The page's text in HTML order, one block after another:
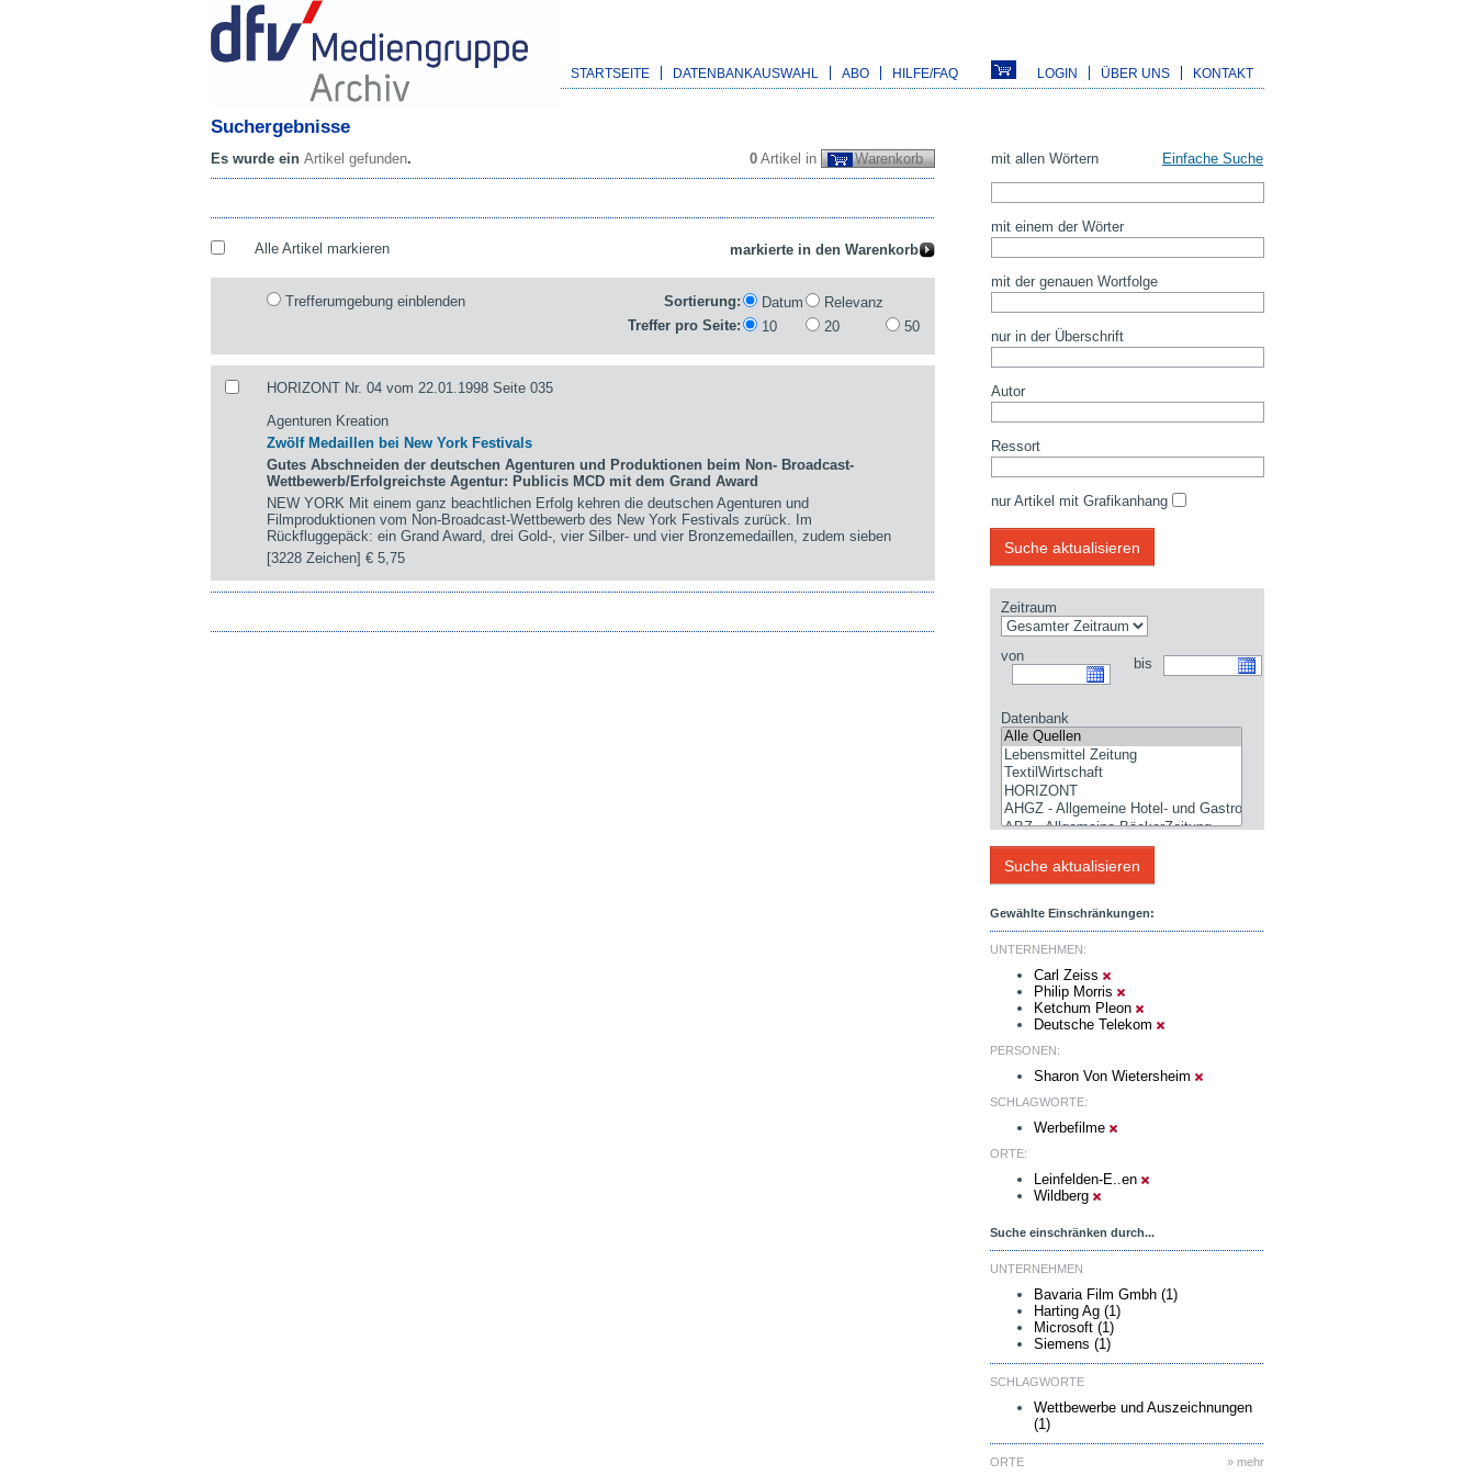
STARTSEITE DATENBANKAUSWAHL ABO HILFE/FAQ LOGIN ÜBER UNS KONTAKT
Suchergebnisse
0 Artikel in Warenkorb
Es wurde ein Artikel gefunden.
Alle Artikel markieren
Trefferumgebung einblenden Sortierung: Datum
Relevanz
Treffer pro Seite:
10 20 50
HORIZONT Nr. 04 vom 22.01.1998 Seite 035
Agenturen Kreation
Zwölf Medaillen bei New York Festivals
Gutes Abschneiden der deutschen Agenturen und Produktionen beim Non- Broadcast-
Wettbewerb/Erfolgreichste Agentur: Publicis MCD mit dem Grand Award
NEW YORK Mit einem ganz beachtlichen Erfolg kehren die deutschen Agenturen und
Filmproduktionen vom Non-Broadcast-Wettbewerb des New York Festivals zurück. Im
Rückfluggepäck: ein Grand Award, drei Gold-, vier Silber- und vier Bronzemedaillen, zudem sieben
[3228 Zeichen]€ 5,75
mit allen Wörtern Einfache Suche
mit einem der Wörter
mit der genauen Wortfolge
nur in der Überschrift
Autor
Ressort
nur Artikel mit Grafikanhang
Zeitraum
von bis
Datenbank
Gewählte Einschränkungen:
UNTERNEHMEN:
Carl Zeiss
Philip Morris
Ketchum Pleon
Deutsche Telekom
PERSONEN:
Sharon Von Wietersheim
SCHLAGWORTE:
Werbefilme
ORTE:
Leinfelden-E..en
Wildberg
Suche einschränken durch...
UNTERNEHMEN
Bavaria Film Gmbh (1)
Harting Ag (1)
Microsoft (1)
Siemens (1)
SCHLAGWORTE
Wettbewerbe und Auszeichnungen
(1)
» mehr
ORTE